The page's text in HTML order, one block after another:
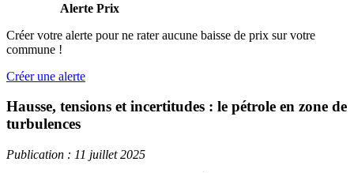
Alerte Prix
Créer votre alerte pour ne rater aucune baisse de prix sur votre
commune !
Créer une alerte
Hausse, tensions et incertitudes : le pétrole en zone de
turbulences
Publication : 11 juillet 2025